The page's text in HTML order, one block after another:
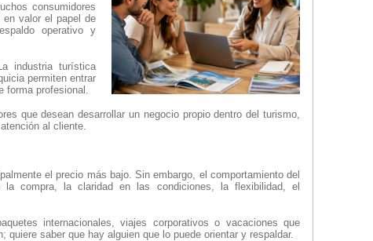
consumidores
valor el papel de
operativo y
industria turística
permiten entrar
forma profesional.
que desean desarrollar un negocio propio dentro del turismo,
al cliente.
el precio más bajo. Sin embargo, el comportamiento del
compra, la claridad en las condiciones, la flexibilidad, el
internacionales, viajes corporativos o vacaciones que
saber que hay alguien que lo puede orientar y respaldar.